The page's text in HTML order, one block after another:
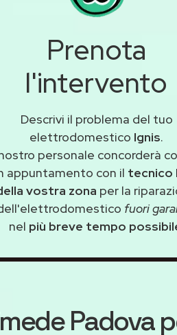
Prenota
l'intervento
Descrivi il problema del tuo
elettrodomestico Ignis.
personale concorderà
appuntamento con il tecnico
vostra zona per la
fuori
nel più breve tempo
Padova